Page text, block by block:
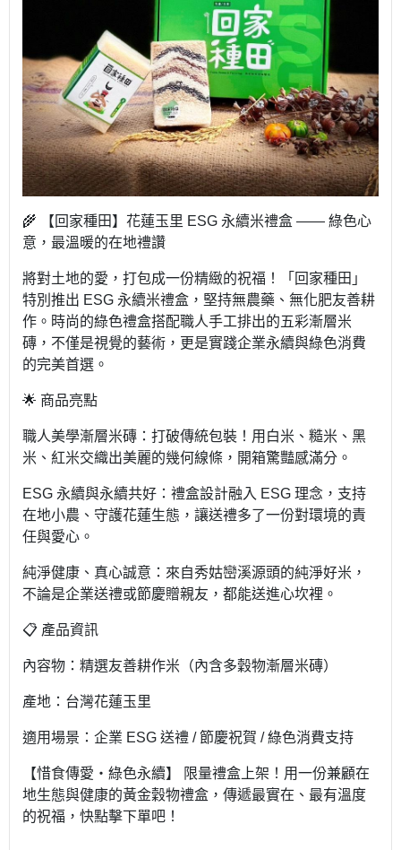
🌾 【回家種田】花蓮玉里 ESG 永續米禮盒 —— 綠色心
意，最溫暖的在地禮讚
將對土地的愛，打包成一份精緻的祝福！「回家種田」
特別推出 ESG 永續米禮盒，堅持無農藥、無化肥友善耕
作。時尚的綠色禮盒搭配職人手工排出的五彩漸層米
磚，不僅是視覺的藝術，更是實踐企業永續與綠色消費
的完美首選。
🌟 商品亮點
職人美學漸層米磚：打破傳統包裝！用白米、糙米、黑
米、紅米交織出美麗的幾何線條，開箱驚豔感滿分。
ESG 永續與永續共好：禮盒設計融入 ESG 理念，支持
在地小農、守護花蓮生態，讓送禮多了一份對環境的責
任與愛心。
純淨健康、真心誠意：來自秀姑巒溪源頭的純淨好米，
不論是企業送禮或節慶贈親友，都能送進心坎裡。
📋 產品資訊
內容物：精選友善耕作米（內含多穀物漸層米磚）
產地：台灣花蓮玉里
適用場景：企業 ESG 送禮 / 節慶祝賀 / 綠色消費支持
【惜食傳愛・綠色永續】 限量禮盒上架！用一份兼顧在
地生態與健康的黃金穀物禮盒，傳遞最實在、最有溫度
的祝福，快點擊下單吧！